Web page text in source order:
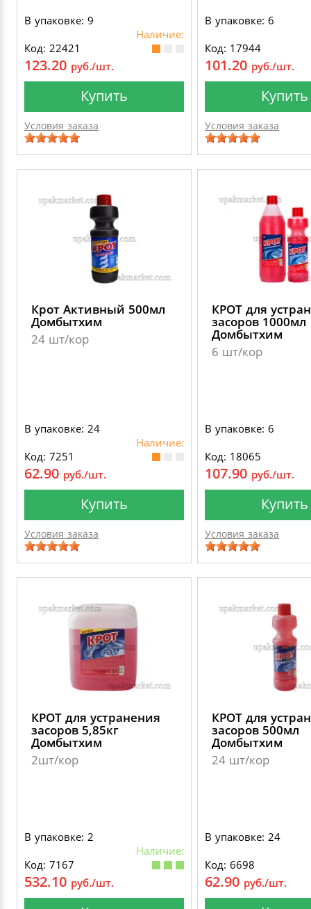
В упаковке: 9
Наличие:
Код: 22421
123.20 руб./шт.
Купить
Условия заказа
В упаковке: 6
Код: 17944
101.20 руб./шт.
Купить
Условия заказа
Крот Активный 500мл
Домбытхим
24 шт/кор
В упаковке: 24
Наличие:
Код: 7251
62.90 руб./шт.
Купить
Условия заказа
КРОТ для
засоров 1000мл
Домбытхим
6 шт/кор
В упаковке: 6
Код: 18065
107.90 руб./шт.
Купить
Условия заказа
КРОТ для устранения
засоров 5,85кг
Домбытхим
2шт/кор
В упаковке: 2
Наличие:
Код: 7167
532.10 руб./шт.
КРОТ для
засоров 500мл
Домбытхим
24 шт/кор
В упаковке: 24
Код: 6698
62.90 руб./шт.